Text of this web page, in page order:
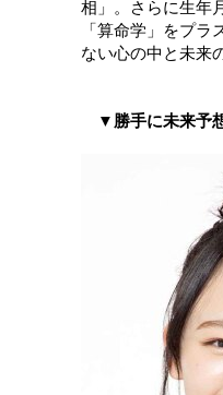
相」。さらに生年
「算命学」をプ
ない心の中と未来
▼勝手に未来予